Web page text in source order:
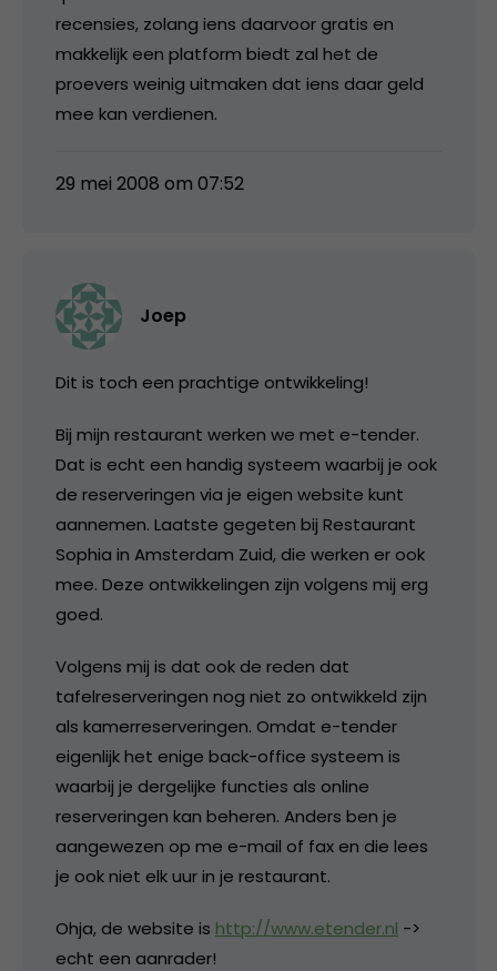
recensies, zolang iens daarvoor gratis en
makkelijk een platform biedt zal het de
proevers weinig uitmaken dat iens daar geld
mee kan verdienen.
29 mei 2008 om 07:52
Joep
Dit is toch een prachtige ontwikkeling!
Bij mijn restaurant werken we met e-tender.
Dat is echt een handig systeem waarbij je ook
de reserveringen via je eigen website kunt
aannemen. Laatste gegeten bij Restaurant
Sophia in Amsterdam Zuid, die werken er ook
mee. Deze ontwikkelingen zijn volgens mij erg
goed.
Volgens mij is dat ook de reden dat
tafelreserveringen nog niet zo ontwikkeld zijn
als kamerreserveringen. Omdat e-tender
eigenlijk het enige back-office systeem is
waarbij je dergelijke functies als online
reserveringen kan beheren. Anders ben je
aangewezen op me e-mail of fax en die lees
je ook niet elk uur in je restaurant.
Ohja, de website is http://www.etender.nl ->
echt een aanrader!